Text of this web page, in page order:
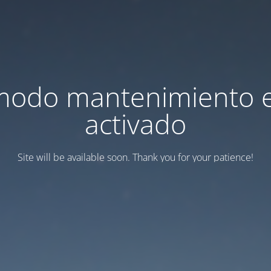
mantenimiento
activado
Site will be available soon. Thank you for your patience!